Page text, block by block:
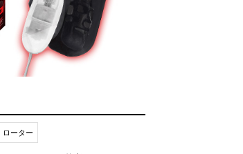
ローター